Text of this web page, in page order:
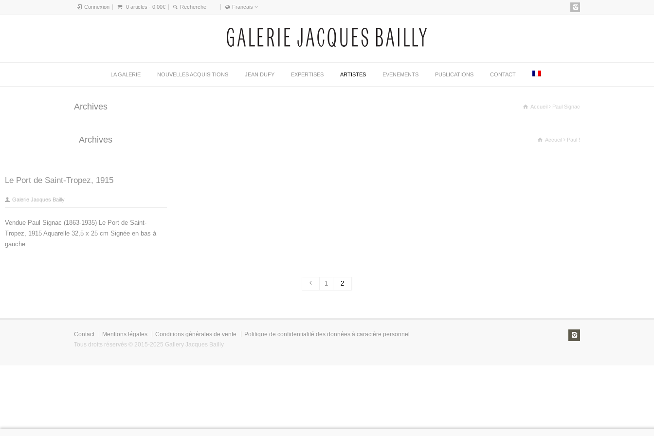
Connexion 0 articles - 0,00€ Français
English
LA GALERIE NOUVELLES ACQUISITIONS JEAN DUFY EXPERTISES ARTISTES EVENEMENTS PUBLICATIONS CONTACT
Archives Accueil Paul Signac
Archives Accueil Paul Signac
Le Port de Saint-Tropez, 1915
Galerie Jacques Bailly
Vendue Paul Signac (1863-1935) Le Port de Saint-
Tropez, 1915 Aquarelle 32,5 x 25 cm Signée en bas à
gauche
1 2
Contact Mentions légales Conditions générales de vente
Politique de confidentialité des données à caractère personnel
Tous droits réservés © 2015-2025 Gallery Jacques Bailly